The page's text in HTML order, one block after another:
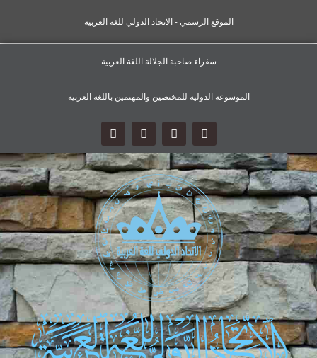
الموقع الرسمي - الاتحاد الدولي للغة العربية
سفراء صاحبة الجلالة اللغة العربية
الموسوعة الدولية للمختصين والمهتمين باللغة العربية